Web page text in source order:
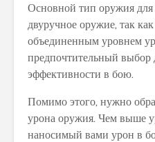
Основной тип оружия
двуручное оружие, так
объединенным уровнем
предпочтительный выбор
эффективности в бою.
Помимо этого, нужно
урона оружия. Чем выше
наносимый вами урон в